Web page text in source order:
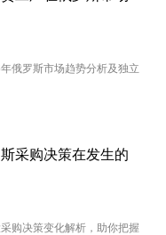
俄罗斯市场趋势分析及独立
采购决策在发生的
购决策变化解析，助你把握